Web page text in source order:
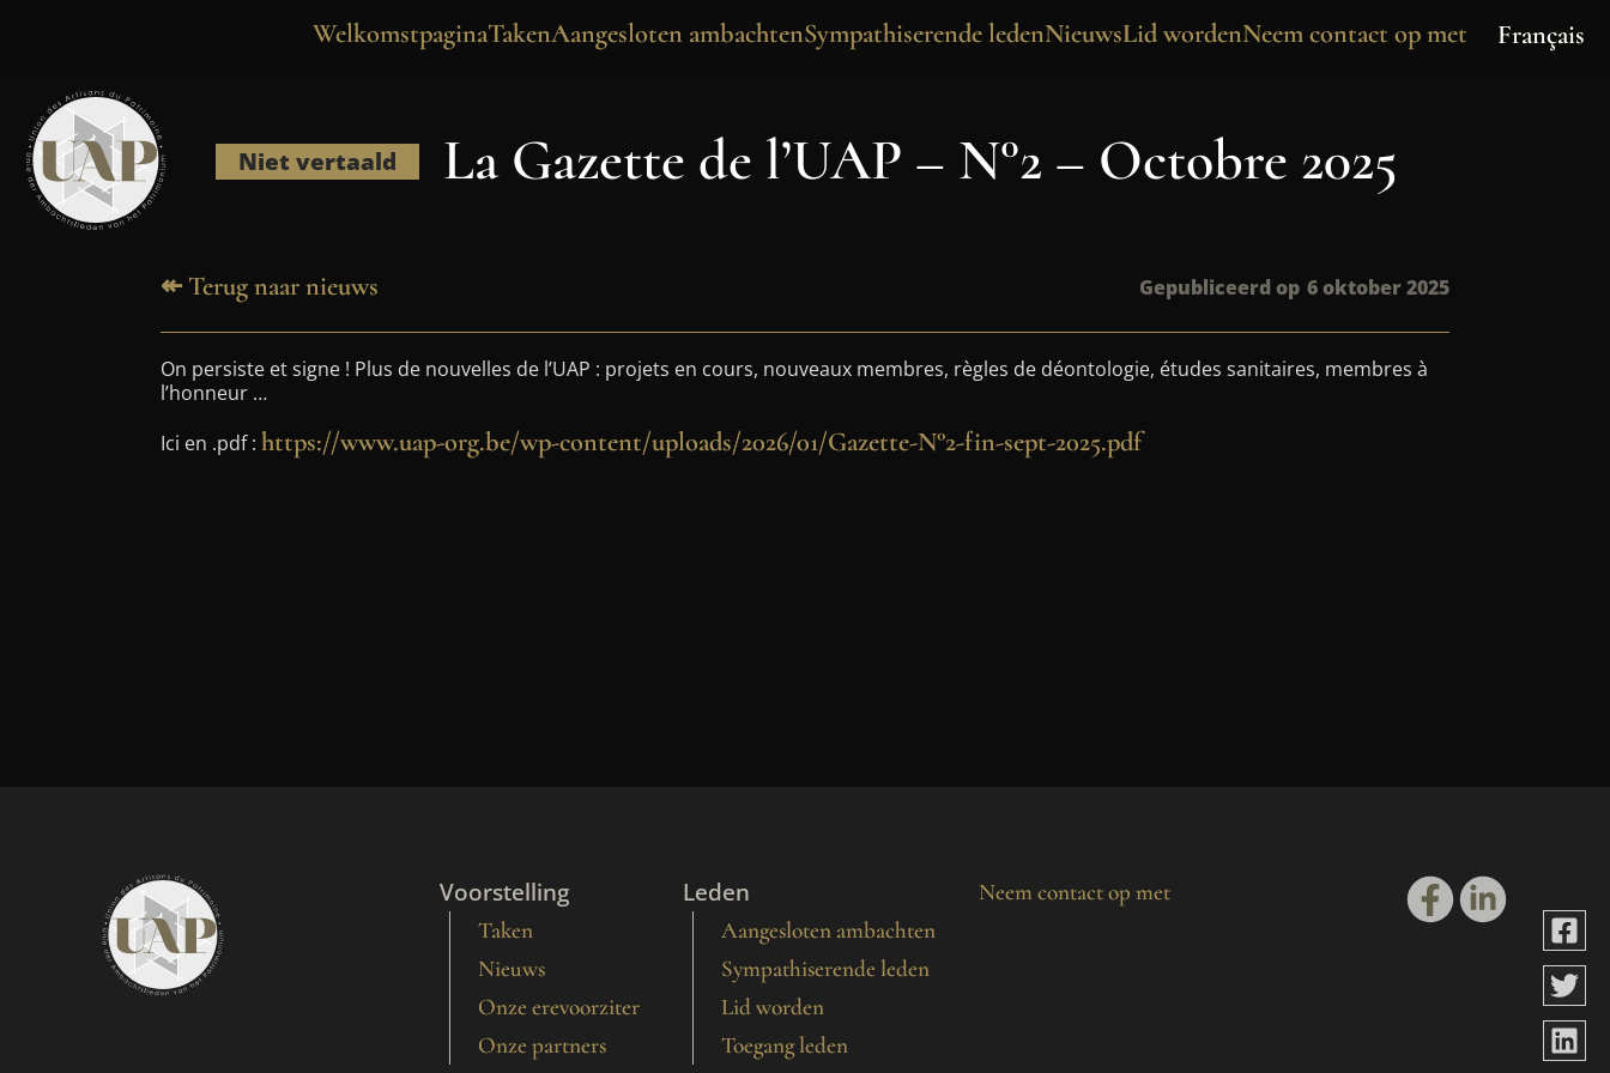
WelkomstpaginaTakenAangesloten ambachtenSympathiserende ledenNieuwsLid wordenNeem contact op met Français
Niet vertaald La Gazette de l’UAP – N°2 – Octobre 2025
↞ Terug naar nieuws Gepubliceerd op 6 oktober 2025
On persiste et signe ! Plus de nouvelles de l’UAP : projets en cours, nouveaux membres, règles de déontologie, études sanitaires, membres à
l’honneur …
Ici en .pdf :https://www.uap-org.be/wp-content/uploads/2026/01/Gazette-N°2-fin-sept-2025.pdf
Voorstelling
Taken
Nieuws
Onze erevoorziter
Onze partners
Leden
Aangesloten ambachten
Sympathiserende leden
Lid worden
Toegang leden
Neem contact op met